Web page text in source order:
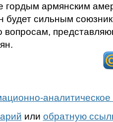
гордым армянским
будет сильным
вопросам,
аналитическое
или обратную